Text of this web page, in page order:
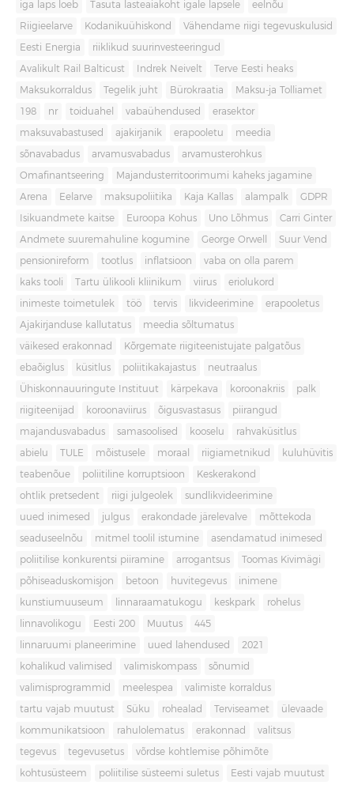
iga laps loeb Tasuta lasteaiakoht igale lapsele eelnõu
Riigieelarve Kodanikuühiskond Vähendame riigi tegevuskulusid
Eesti Energia riiklikud suurinvesteeringud
Avalikult Rail Balticust Indrek Neivelt Terve Eesti heaks
Maksukorraldus Tegelik juht Bürokraatia Maksu-ja Tolliamet
198 nr toiduahel vabaühendused erasektor
maksuvabastused ajakirjanik erapooletu meedia
sõnavabadus arvamusvabadus arvamusterohkus
Omafinantseering Majandusterritoorimumi kaheks jagamine
Arena Eelarve maksupoliitika Kaja Kallas alampalk GDPR
Isikuandmete kaitse Euroopa Kohus Uno Lõhmus Carri Ginter
Andmete suuremahuline kogumine George Orwell Suur Vend
pensionireform tootlus inflatsioon vaba on olla parem
kaks tooli Tartu ülikooli kliinikum viirus eriolukord
inimeste toimetulek töö tervis likvideerimine erapooletus
Ajakirjanduse kallutatus meedia sõltumatus
väikesed erakonnad Kõrgemate riigiteenistujate palgatõus
ebaõiglus küsitlus poliitikakajastus neutraalus
Ühiskonnauuringute Instituut kärpekava koroonakriis palk
riigiteenijad koroonaviirus õigusvastasus piirangud
majandusvabadus samasoolised kooselu rahvaküsitlus
abielu TULE mõistusele moraal riigiametnikud kuluhüvitis
teabenõue poliitiline korruptsioon Keskerakond
ohtlik pretsedent riigi julgeolek sundlikvideerimine
uued inimesed julgus erakondade järelevalve mõttekoda
seaduseelnõu mitmel toolil istumine asendamatud inimesed
poliitilise konkurentsi piiramine arrogantsus Toomas Kivimägi
põhiseaduskomisjon betoon huvitegevus inimene
kunstiumuuseum linnaraamatukogu keskpark rohelus
linnavolikogu Eesti 200 Muutus 445
linnaruumi planeerimine uued lahendused 2021
kohalikud valimised valimiskompass sõnumid
valimisprogrammid meelespea valimiste korraldus
tartu vajab muutust Süku rohealad Terviseamet ülevaade
kommunikatsioon rahulolematus erakonnad valitsus
tegevus tegevusetus võrdse kohtlemise põhimõte
kohtusüsteem poliitilise süsteemi suletus Eesti vajab muutust